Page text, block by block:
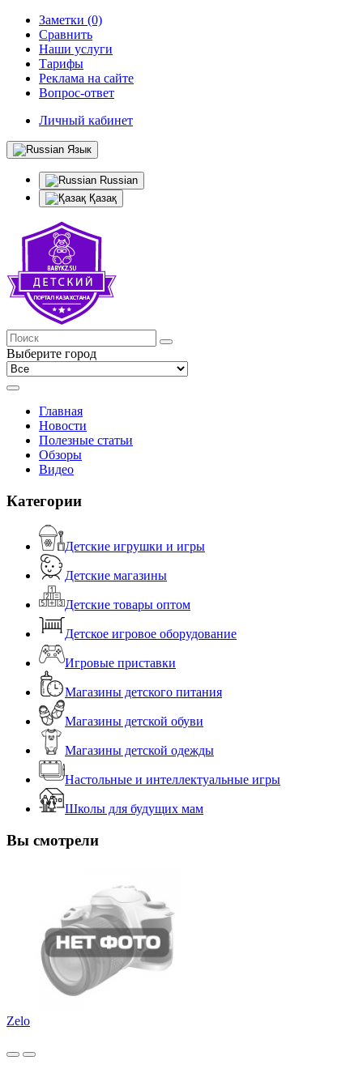
Заметки (0)
Сравнить
Наши услуги
Тарифы
Реклама на сайте
Вопрос-ответ
Личный кабинет
Язык
Russian
Қазақ
Выберите город
Главная
Новости
Полезные статьи
Обзоры
Видео
Категории
Детские игрушки и игры
Детские магазины
Детские товары оптом
Детское игровое оборудование
Игровые приставки
Магазины детского питания
Магазины детской обуви
Магазины детской одежды
Настольные и интеллектуальные игры
Школы для будущих мам
Вы смотрели
Zelo